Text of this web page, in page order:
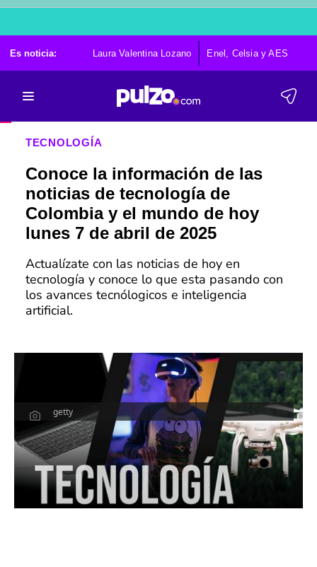
Es noticia: Laura Valentina Lozano Enel, Celsia y AES
TECNOLOGÍA
Conoce la información de las
noticias de tecnología de
Colombia y el mundo de hoy
lunes 7 de abril de 2025
Actualízate con las noticias de hoy en
tecnología y conoce lo que esta pasando con
los avances tecnólogicos e inteligencia
artificial.
getty